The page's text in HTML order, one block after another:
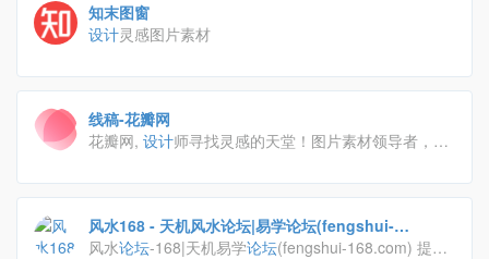
知末图窗
设计灵感图片素材
线稿-花瓣网
花瓣网, 设计师寻找灵感的天堂！图片素材领导者，帮
感,保存有用的素材,计划旅行,晒晒自己想要的东西
风水168 - 天机风水论坛|易学论坛(fengshui-
168.com) 中国术数风水正统传承专业论坛 - powered
风水论坛-168|天机易学论坛(fengshui-168.com) 提供